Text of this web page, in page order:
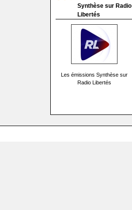
Synthèse sur Radio
Libertés
Les émissions Synthèse sur
Radio Libertés